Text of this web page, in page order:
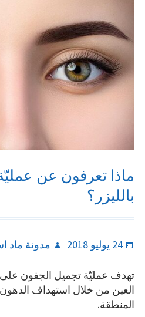
ماذا تعرفون عن
بالليزر؟
Posted
24 يوليو 2018 Author
مدونة ماد
تهدف عمليّة تجميل الجفون
العين من خلال استهداف
المنطقة.